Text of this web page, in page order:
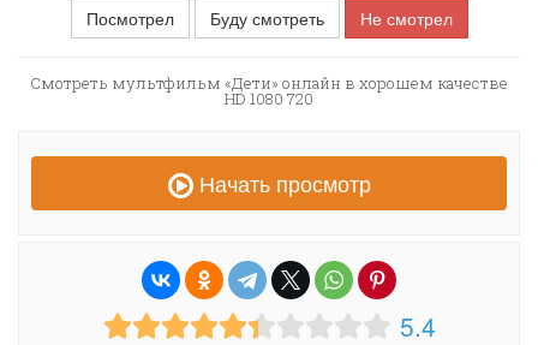
Посмотрел
Буду смотреть Не смотрел
Смотреть мультфильм «Дети» онлайн в хорошем качестве
HD 1080 720
Начать просмотр
5.4